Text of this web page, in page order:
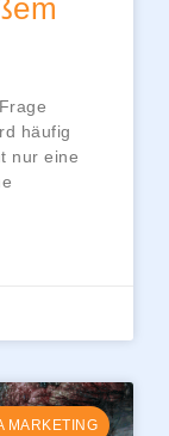
häufig
nur eine
MARKETING